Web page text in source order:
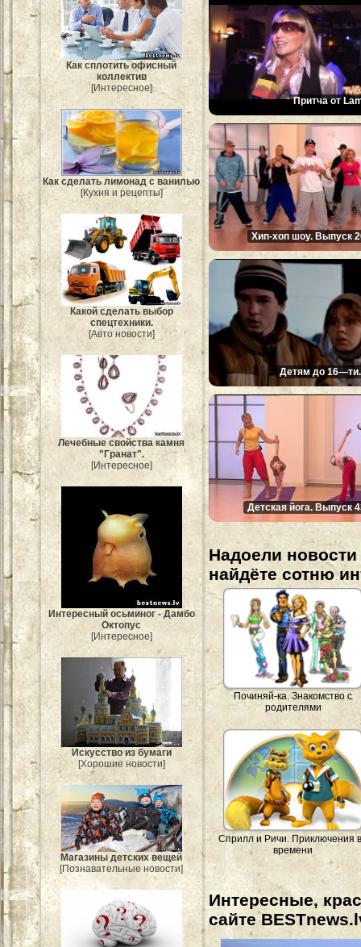
Как сплотить офисный
коллектив
[Интересное]
Как сделать лимонад с ванилью
[Кухня и рецепты]
Какой сделать выбор
спецтехники.
[Авто новости]
Лечебные свойства камня
"Гранат".
[Интересное]
Интересный осьминог - Дамбо
Октопус
[Интересное]
Искусство из бумаги
[Хорошие новости]
Магазины детских вещей
[Познавательные новости]
Притча от
Хип-хоп шоу. Выпуск
Детям до
Детская йога. Выпуск
Надоели
найдёте сотню
Починяй-ка. Знакомство с
родителями
Сприлл и Ричи. Приключения
времени
Интересные,
сайте